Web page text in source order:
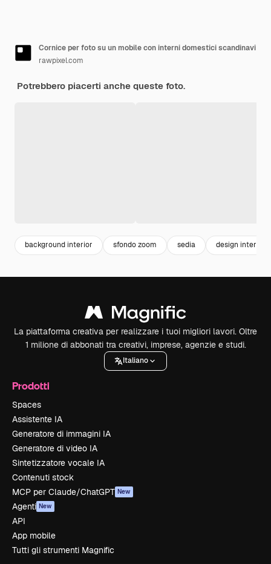
Cornice per foto su un mobile con interni domestici scandinavi
rawpixel.com
Potrebbero piacerti anche queste foto.
background interior sfondo zoom sedia design interior
La piattaforma creativa per realizzare i tuoi migliori lavori. Oltre
1 milione di abbonati tra creativi, imprese, agenzie e studi.
Italiano
Prodotti
Spaces
Assistente IA
Generatore di immagini IA
Generatore di video IA
Sintetizzatore vocale IA
Contenuti stock
MCP per Claude/ChatGPT New
Agenti New
API
App mobile
Tutti gli strumenti Magnific